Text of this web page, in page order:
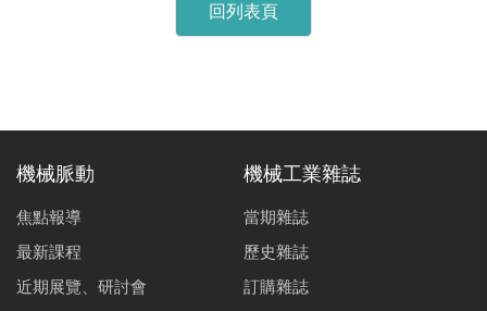
回列表頁
機械脈動
焦點報導
最新課程
近期展覽、研討會
機械工業雜誌
當期雜誌
歷史雜誌
訂購雜誌